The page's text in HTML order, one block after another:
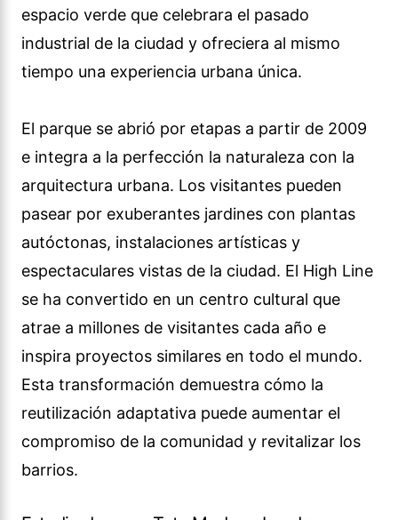
espacio verde que celebrara el pasado
industrial de la ciudad y ofreciera al mismo
tiempo una experiencia urbana única.
El parque se abrió por etapas a partir de 2009
e integra a la perfección la naturaleza con la
arquitectura urbana. Los visitantes pueden
pasear por exuberantes jardines con plantas
autóctonas, instalaciones artísticas y
espectaculares vistas de la ciudad. El High Line
se ha convertido en un centro cultural que
atrae a millones de visitantes cada año e
inspira proyectos similares en todo el mundo.
Esta transformación demuestra cómo la
reutilización adaptativa puede aumentar el
compromiso de la comunidad y revitalizar los
barrios.